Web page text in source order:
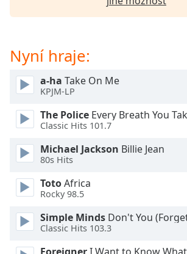
Escape
cancel
and
close
Text
Color
Opacity
Text
Nyní hraje:
a-ha Take On Me
KPJM-LP
The Police Every Breath You
Classic Hits 101.7
Michael Jackson Billie Jean
80s Hits
TotoAfrica
Rocky 98.5
Simple Minds Don't You
Classic Hits 103.3